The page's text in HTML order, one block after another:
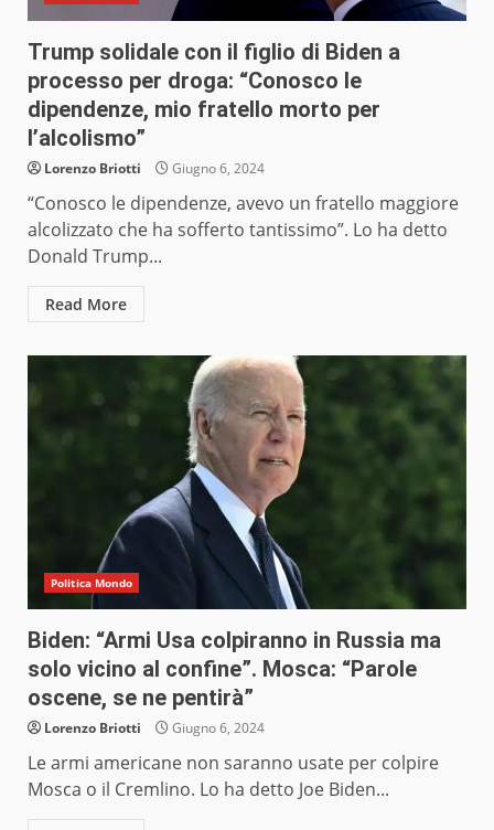
Trump solidale con il figlio di Biden a
processo per droga: “Conosco le
dipendenze, mio fratello morto per
l’alcolismo”
Lorenzo Briotti Giugno 6, 2024
“Conosco le dipendenze, avevo un fratello maggiore
alcolizzato che ha sofferto tantissimo”. Lo ha detto
Donald Trump...
Read More
Politica Mondo
Biden: “Armi Usa colpiranno in Russia ma
solo vicino al confine”. Mosca: “Parole
oscene, se ne pentirà”
Lorenzo Briotti Giugno 6, 2024
Le armi americane non saranno usate per colpire
Mosca o il Cremlino. Lo ha detto Joe Biden...